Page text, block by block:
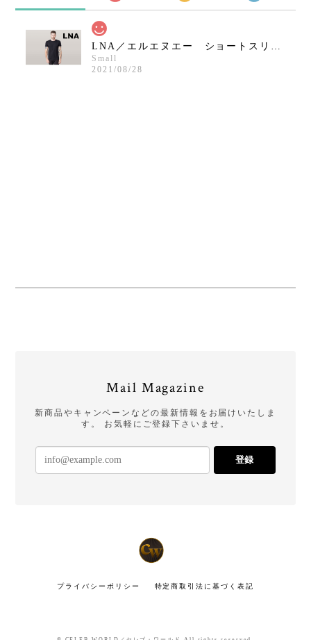
LNA／エルエヌエー ショートスリーブクルーネックシャツ／ブラック
Small
2021/08/28
Mail Magazine
新商品やキャンペーンなどの最新情報をお届けいたしま
す。 お気軽にご登録下さいませ。
登録
プライバシーポリシー 特定商取引法に基づく表記